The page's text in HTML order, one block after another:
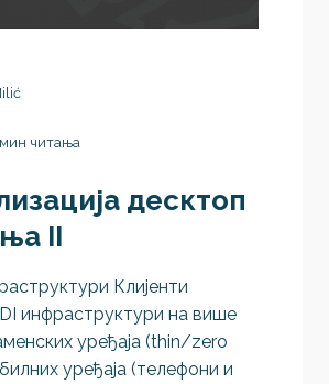
читања
десктоп
II
Клијенти
инфраструктури на више
уређаја (thin/zero
уређаја (телефони и